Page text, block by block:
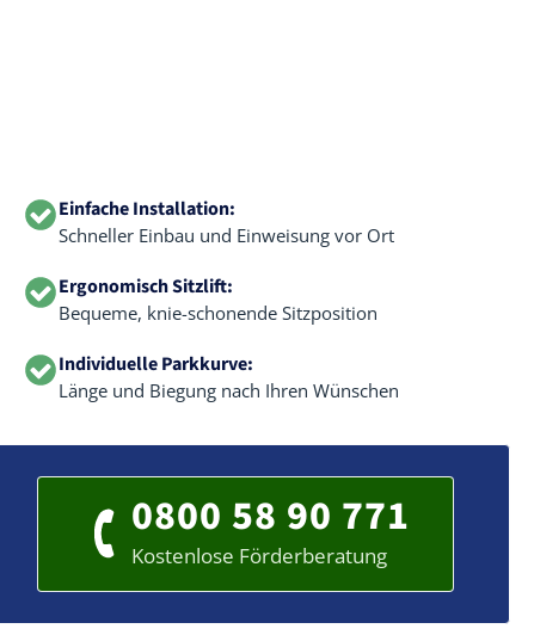
Einfache Installation:
Schneller Einbau und Einweisung vor Ort
Ergonomisch Sitzlift:
Bequeme, knie-schonende Sitzposition
Individuelle Parkkurve:
Länge und Biegung nach Ihren Wünschen
0800 58 90 771
Kostenlose Förderberatung